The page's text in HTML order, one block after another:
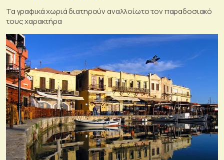
Τα γραφικά χωριά διατηρούν αναλλοίωτο τον παραδοσιακό
τους χαρακτήρα